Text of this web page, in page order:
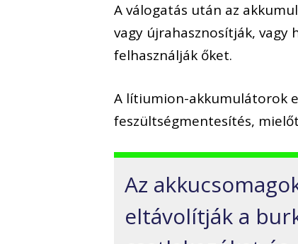
A válogatás után az
vagy újrahasznosítják, vagy
felhasználják őket.
A lítiumion-akkumulátorok
feszültségmentesítés,
Az
eltávolítják a